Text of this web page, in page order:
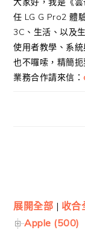
任 LG G Pro2 體
3C、生活、以及
使用者教學、系
也不囉嗦，精簡
業務合作請來信：
展開全部 | 收合
Apple (500)